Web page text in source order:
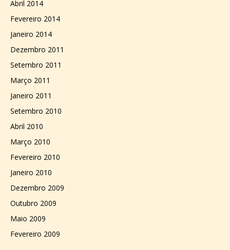
Abril 2014
Fevereiro 2014
Janeiro 2014
Dezembro 2011
Setembro 2011
Março 2011
Janeiro 2011
Setembro 2010
Abril 2010
Março 2010
Fevereiro 2010
Janeiro 2010
Dezembro 2009
Outubro 2009
Maio 2009
Fevereiro 2009